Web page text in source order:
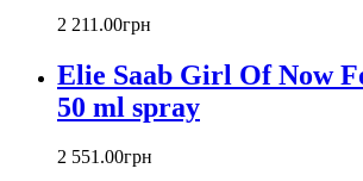
Comme Des Garcons
Costume National
Couch
Courreges
Cristiano Ronaldo
2 211 .00грн
Elie Saab Girl Of Now
50 ml spray
2 551.00грн